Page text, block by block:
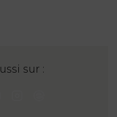
sur :